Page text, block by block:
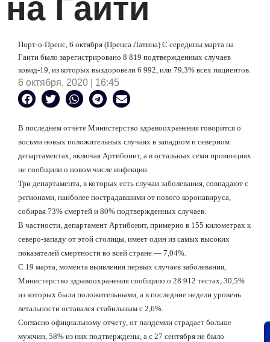
на Гаити
Порт-о-Пренс, 6 октября (Пренса Латина) С середины марта на
Гаити было зарегистрировано 8 819 подтвержденных случаев
ковид-19, из которых выздоровели 6 992, или 79,3% всех пациентов.
6 октября, 2020 | 16:45
В последнем отчёте Министерство здравоохранения говорится о
восьми новых положительных случаях в западном и северном
департаментах, включая Артибонит, а в остальных семи провинциях
не сообщили о новом числе инфекции.
Три департамента, в которых есть случаи заболевания, совпадают с
регионами, наиболее пострадавшими от нового коронавируса,
собирая 73% смертей и 80% подтвержденных случаев.
В частности, департамент Артибонит, примерно в 155 километрах к
северо-западу от этой столицы, имеет один из самых высоких
показателей смертности во всей стране — 7,04%.
С 19 марта, момента выявления первых случаев заболевания,
Министерство здравоохранения сообщило о 28 912 тестах, 30,5%
из которых были положительными, а в последние недели уровень
летальности оставался стабильным с 2,6%.
Согласно официальному отчету, от пандемии страдает больше
мужчин, 58% из них подтверждены, а с 27 сентября не было